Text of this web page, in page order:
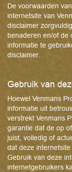
De voorwaarden
internetsite van
disclaimer
benaderen en/of de
informatie te
disclaimer.
Gebruik van
Hoewel Venmans
informatie uit
verstrekt Venmans
garantie dat de op
juist, volledig of
dat deze
Gebruik van deze
internetgebruikers